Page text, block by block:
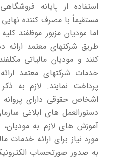
استفاده از پایانه
مستقیماً با مصرف کننده نهایی
اما مودیان مزبور موظفند
طریق شرکتهای معتمد ارائه
کنند و مودیان مالیاتی
خدمات شرکتهای معتمد
پرداخت نمایند. لازم به
اشخاص حقوقی دارای
دستورالعمل های ابلاغی
آموزش های لازم به
مورد نیاز برای ارائه خدمات
به صدور صورتحساب